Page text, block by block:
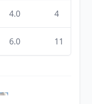
4.0 4
6.0 11